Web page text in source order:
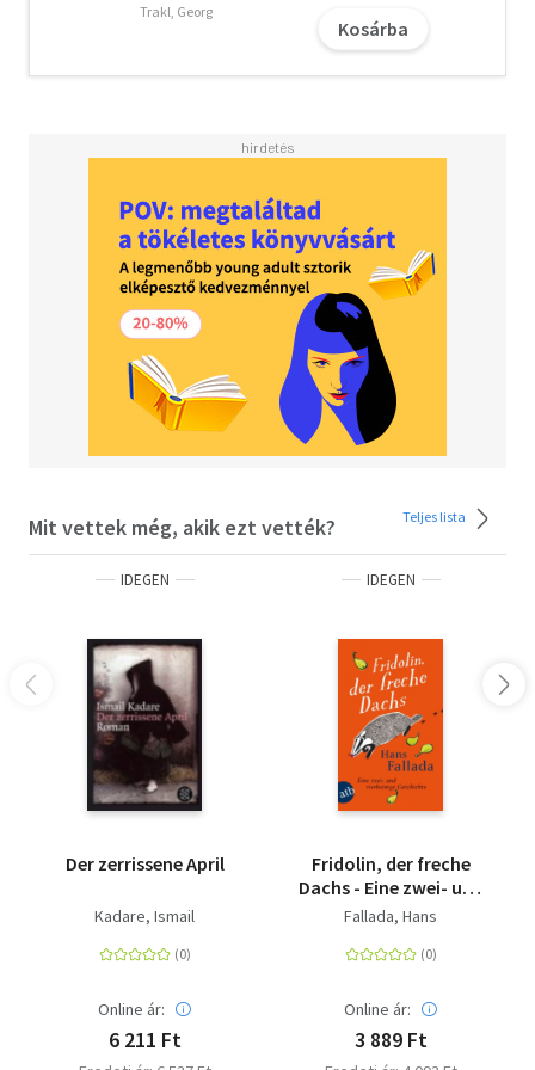
Glück.Nichts ist für immer vergessen - Susanne Abel
schreibt hochemotional, klug und einfühlsam'Ein
aus einem von Rassismus und Bigotterie geprägten
einer gerechteren Gesellschaft noch vor uns liegt.' Denis
Scheck, ARD DruckfrischAlle Bände der ¿Gretchen¿-
Reihe:Band 1: Stay away from Gretchen - Eine unmögliche
LiebeBand 2: Was ich nie gesagt habe - Gretchens
SchicksalsfamilieLesen Sie auch 'Du musst meine Hand
fester halten, Nr. 104', den berührenden neuen Roman von
Susanne Abel über die lebenslange Liebe zweier
Trakl, Georg
Kosárba
Mit vettek még, akik ezt vették? Teljes lista
IDEGEN
Der zerrissene April
Kadare, Ismail
Online ár:
6 211 Ft
IDEGEN
Fridolin, der freche
Dachs - Eine zwei- und
vierbeinige Geschichte
Fallada, Hans
Online ár:
3 889 Ft